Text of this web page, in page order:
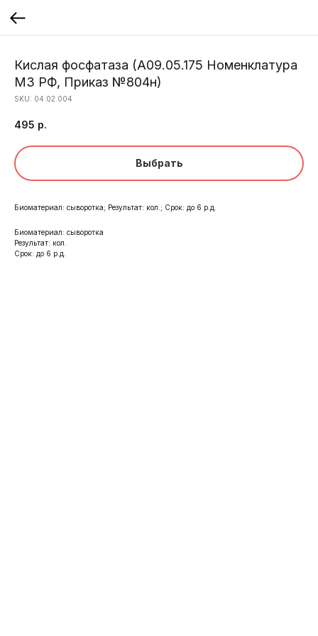
Кислая фосфатаза (A09.05.175 Номенклатура
МЗ РФ, Приказ №804н)
SKU: 04.02.004
495 р.
Выбрать
Биоматериал: сыворотка; Результат: кол.; Срок: до 6 р.д.
Биоматериал: сыворотка
Результат: кол.
Срок: до 6 р.д.